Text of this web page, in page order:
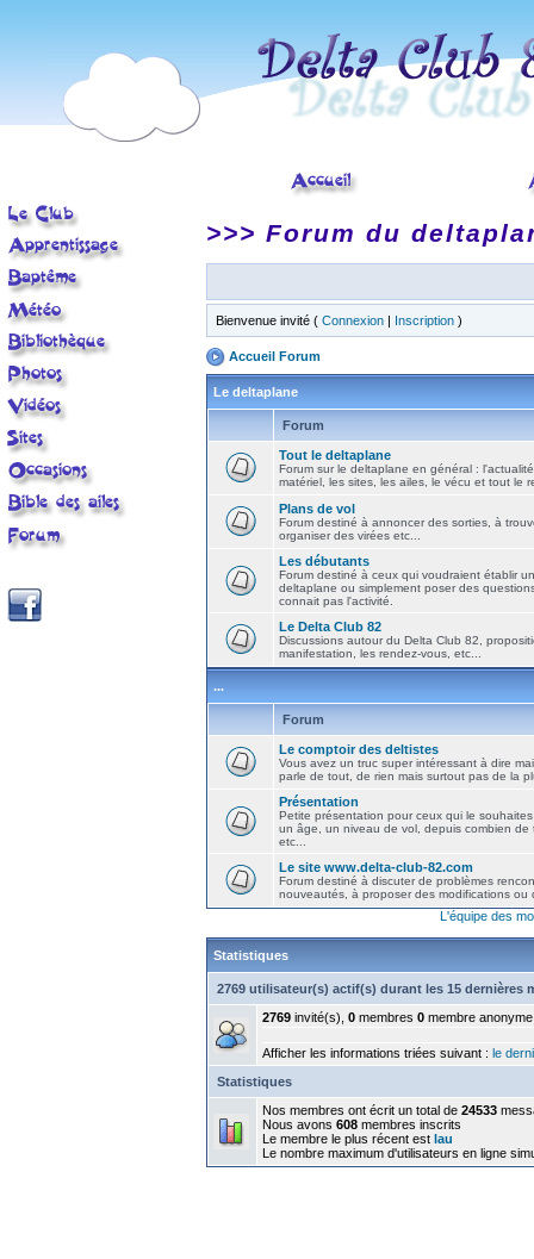
>>> Forum du
Bienvenue invité ( Connexion | Inscription )
Accueil Forum
Le deltaplane
Forum
Tout le deltaplane
Forum sur le deltaplane en général :
matériel, les sites, les ailes, le vécu et tout le
Plans de vol
Forum destiné à annoncer des sorties, à
organiser des virées etc...
Les débutants
Forum destiné à ceux qui voudraient établir
deltaplane ou simplement poser des
connait pas l'activité.
Le Delta Club 82
Discussions autour du Delta Club 82,
manifestation, les rendez-vous, etc...
...
Forum
Le comptoir des deltistes
Vous avez un truc super intéressant à dire
parle de tout, de rien mais surtout pas de la
Présentation
Petite présentation pour ceux qui le
un âge, un niveau de vol, depuis combien de
etc...
Le site www.delta-club-82.com
Forum destiné à discuter de problèmes
nouveautés, à proposer des modifications ou
L'équipe des
Statistiques
2769 utilisateur(s) actif(s) durant les 15 dernières
2769 invité(s), 0 membres 0 membre anonyme
Afficher les informations triées suivant : le
Statistiques
Nos membres ont écrit un total de 24533
Nous avons 608 membres inscrits
Le membre le plus récent est lau
Le nombre maximum d'utilisateurs en ligne